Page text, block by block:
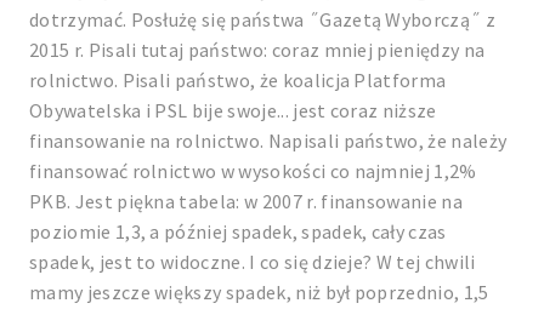
dotrzymać. Posłużę się państwa ˝Gazetą Wyborczą˝ z
2015 r. Pisali tutaj państwo: coraz mniej pieniędzy na
rolnictwo. Pisali państwo, że koalicja Platforma
Obywatelska i PSL bije swoje... jest coraz niższe
finansowanie na rolnictwo. Napisali państwo, że należy
finansować rolnictwo w wysokości co najmniej 1,2%
PKB. Jest piękna tabela: w 2007 r. finansowanie na
poziomie 1,3, a później spadek, spadek, cały czas
spadek, jest to widoczne. I co się dzieje? W tej chwili
mamy jeszcze większy spadek, niż był poprzednio, 1,5